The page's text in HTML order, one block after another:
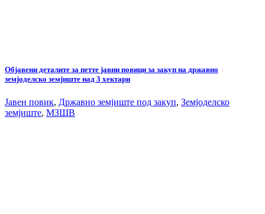
Објавени деталите за петте јавни повици за закуп на државно
земјоделско земјиште над 3 хектари
Јавен повик, Државно земјиште под закуп, Земјоделско
земјиште, МЗШВ